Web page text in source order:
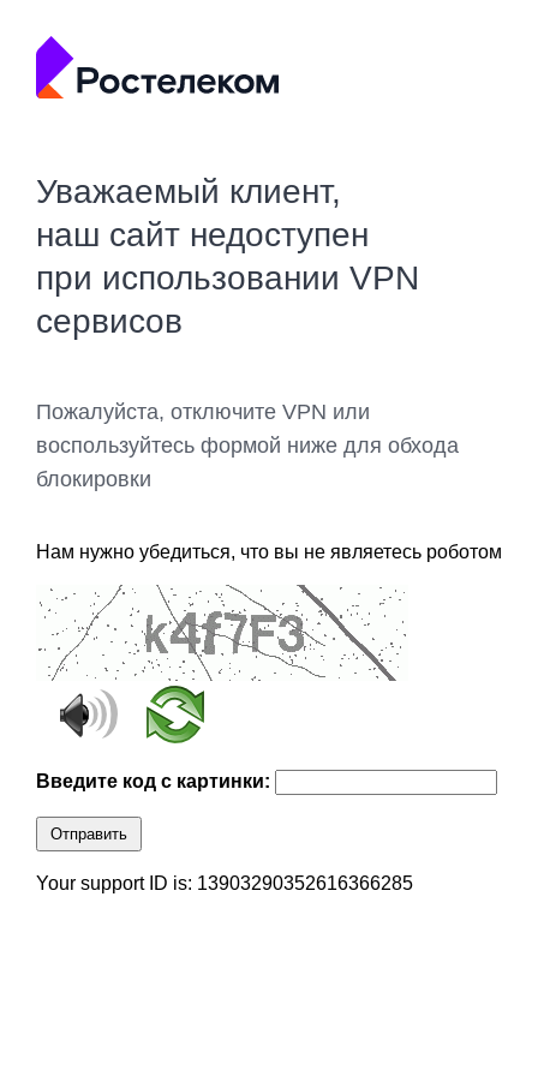
Уважаемый клиент,
наш сайт недоступен
при использовании VPN
сервисов
Пожалуйста, отключите VPN или
воспользуйтесь формой ниже для обхода
блокировки
Нам нужно убедиться, что вы не являетесь роботом
Введите код с картинки:
Отправить
Your support ID is: 13903290352616366285